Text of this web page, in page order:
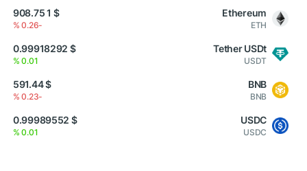
Ethereum
ETH
$ 1 908.75
-0.26 %
Tether USDt
USDT
$ 0.99918292
0.01 %
BNB
BNB
$ 591.44
-0.23 %
USDC
USDC
$ 0.99989552
0.01 %